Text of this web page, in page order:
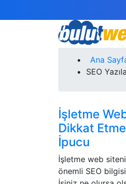
Ana
SEO
İşletme
Dikkat
İpucu
İşletme web
önemli SEO